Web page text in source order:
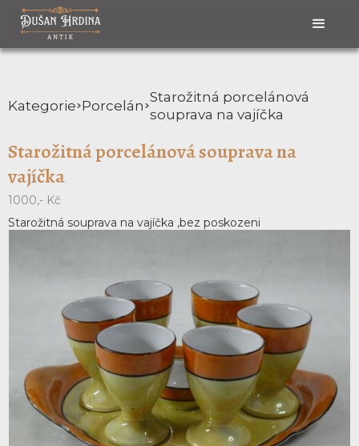
Kategorie Porcelán
Starožitná porcelánová
souprava na vajíčka
Starožitná porcelánová souprava na
vajíčka
1000,- Kč
Starožitná souprava na vajíčka ,bez poskozeni